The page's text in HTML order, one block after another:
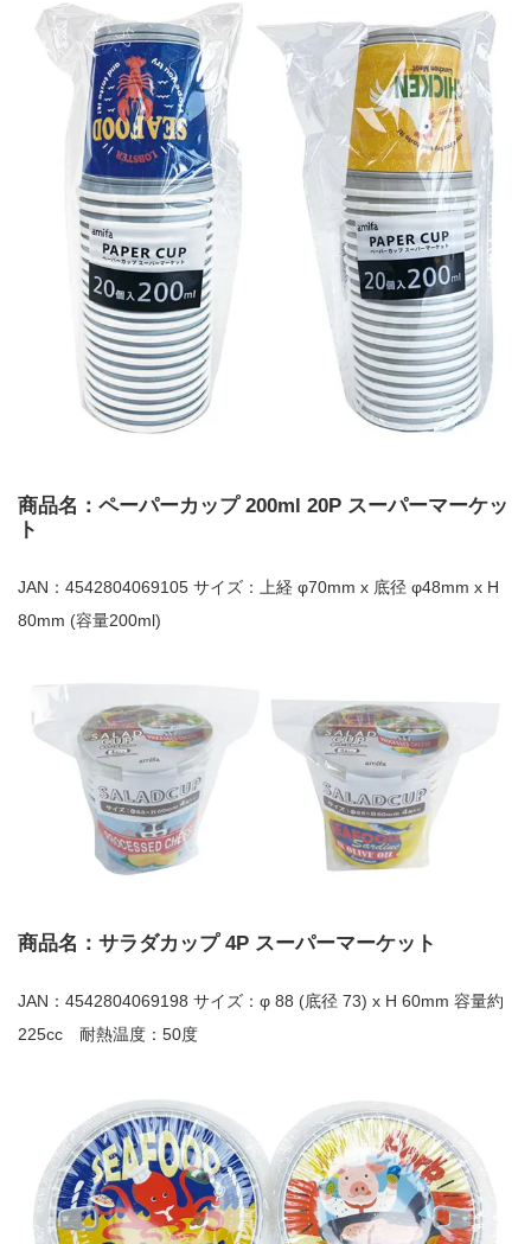
商品名：ペーパーカップ 200ml 20P スーパーマーケッ
ト
JAN：4542804069105 サイズ：上経 φ70mm x 底径 φ48mm x H
80mm (容量200ml)
商品名：サラダカップ 4P スーパーマーケット
JAN：4542804069198 サイズ：φ 88 (底径 73) x H 60mm 容量約
225cc 耐熱温度：50度